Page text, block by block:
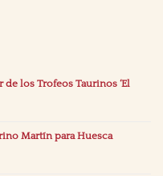
los Trofeos Taurinos ‘El
Martín para Huesca